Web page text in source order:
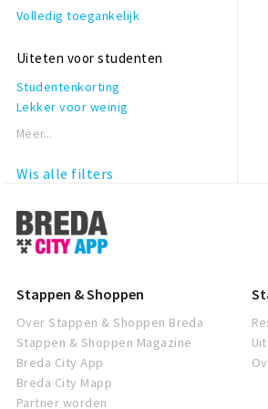
Volledig toegankelijk
Uiteten voor studenten
Studentenkorting
Lekker voor weinig
Meer...
Wis alle filters
Stappen
&
Shoppen
Stappen & Shoppen
Over Stappen & Shoppen Breda
Stappen & Shoppen Magazine
Breda City App
Breda City Mapp
Partner worden